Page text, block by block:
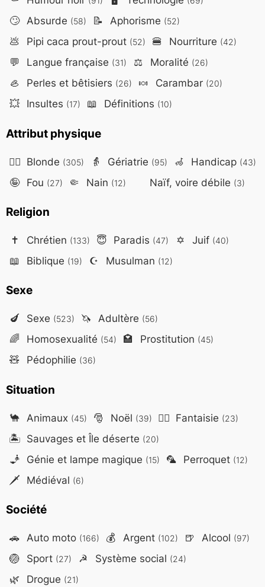
🙄 Absurde (58) 📝 Aphorisme (52)
💩 Pipi caca prout-prout (52) 🍔 Nourriture (42)
💬 Langue française (31) ⚖️ Moralité (26)
🦪 Perles et bêtisiers (26) 🍬 Carambar (20)
💥 Insultes (17) 📖 Définitions (10)
Attribut physique
👱‍♀️ Blonde (305) 👵 Gériatrie (95) 🦽 Handicap (43)
🤪 Fou (27) 🤏 Nain (12) Naïf, voire débile (3)
Religion
✝️ Chrétien (133) 😇 Paradis (47) ✡️ Juif (40)
📖 Biblique (19) ☪️ Musulman (12)
Sexe
🍆 Sexe (523) 🦄 Adultère (56)
🌈 Homosexualité (54) 🏩 Prostitution (45)
🧸 Pédophilie (36)
Situation
🐪 Animaux (45) 🎅 Noël (39) 🧙‍♂️ Fantaisie (23)
🏝️ Sauvages et Île déserte (20)
🧞 Génie et lampe magique (15) 🦜 Perroquet (12)
🗡️ Médiéval (6)
Société
🚗 Auto moto (166) 💰 Argent (102) 🍺 Alcool (97)
🏐 Sport (27) ☭ Système social (24)
🌿 Drogue (21)